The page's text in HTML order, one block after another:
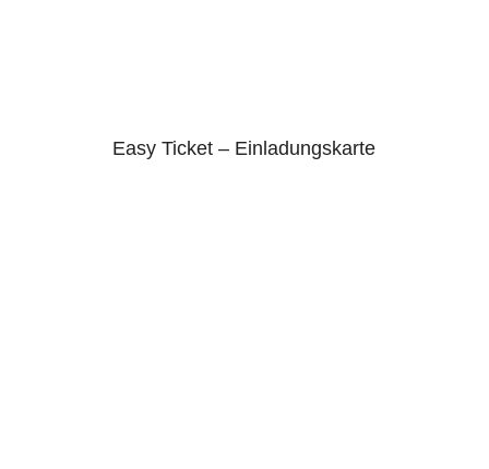
4.75
Easy Ticket – Einladungskarte